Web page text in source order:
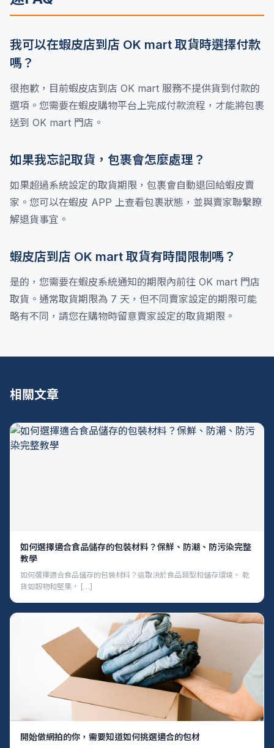
我可以在蝦皮店到店 OK mart 取貨時選擇付款
嗎？
很抱歉，目前蝦皮店到店 OK mart 服務不提供貨到付款的
選項。您需要在蝦皮購物平台上完成付款流程，才能將包裹
送到 OK mart 門店。
如果我忘記取貨，包裹會怎麼處理？
如果超過系統設定的取貨期限，包裹會自動退回給蝦皮賣
家。您可以在蝦皮 APP 上查看包裹狀態，並與賣家聯繫瞭
解退貨事宜。
蝦皮店到店 OK mart 取貨有時間限制嗎？
是的，您需要在蝦皮系統通知的期限內前往 OK mart 門店
取貨。通常取貨期限為 7 天，但不同賣家設定的期限可能
略有不同，請您在購物時留意賣家設定的取貨期限。
相關文章
如何選擇適合食品儲存的包裝材料？保鮮、防潮、防污染完整
教學
如何選擇適合食品儲存的包裝材料？這取決於食品類型和儲存環境。 乾
貨如穀物和堅果， […]
開始做網拍的你，需要知道如何挑選適合的包材